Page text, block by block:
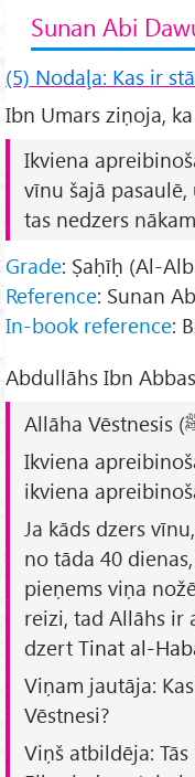
Sunan Abi
(5) Nodaļa: Kas ir
Ikviena
vīnu šajā
tas nedzers
Grade: Ṣaḥīḥ (Al-
Reference: Sunan
In-book reference:
Abdullāhs Ibn
Ikviena
ikviena
Ja kāds dzers
no tāda 40
pieņems viņa
reizi, tad Allāhs ir
dzertTinat al-
Viņam jautāja:
Vēstnesi?
Viņš atbildēja: